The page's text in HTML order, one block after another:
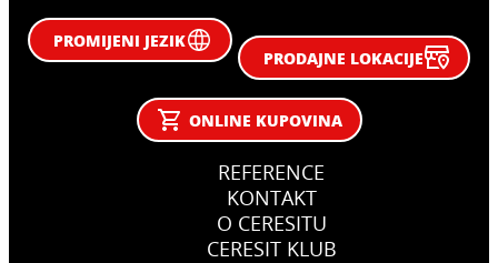
PROMIJENI JEZIK
PRODAJNE LOKACIJE
ONLINE KUPOVINA
REFERENCE
KONTAKT
O CERESITU
CERESIT KLUB